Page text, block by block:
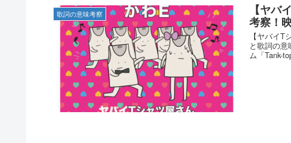
歌詞の意味考察
【ヤバ
考察！
【ヤバイ
と歌詞の
ム「Tank-